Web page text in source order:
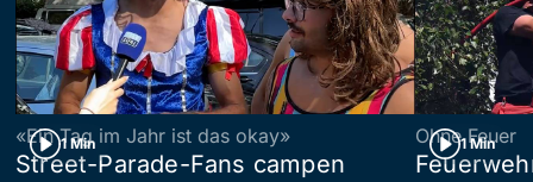
1 Min
«Ein Tag im Jahr ist das okay»
Street-Parade-Fans campen
1 Min
Ohne Feuer